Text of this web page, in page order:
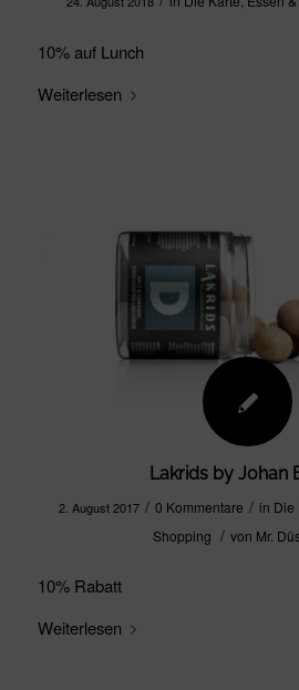
10% auf Lunch
Weiterlesen
Lakrids by Johan
2. August 2017 / 0 Kommentare / in Die
Shopping / von Mr.
10% Rabatt
Weiterlesen